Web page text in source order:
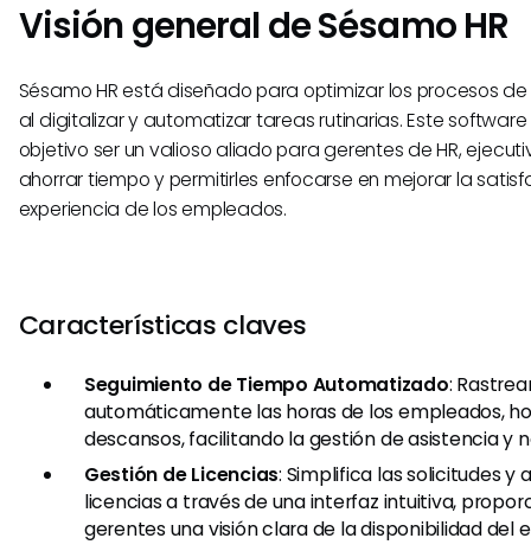
Visión general de Sésamo HR
Sésamo HR está diseñado para optimizar los procesos
al digitalizar y automatizar tareas rutinarias. Este
objetivo ser un valioso aliado para gerentes de HR,
ahorrar tiempo y permitirles enfocarse en mejorar la
experiencia de los empleados.
Características claves
Seguimiento de Tiempo Automatizado:
automáticamente las horas de los empleados,
descansos, facilitando la gestión de asistencia y
Gestión de Licencias: Simplifica las solicitudes y
licencias a través de una interfaz intuitiva,
gerentes una visión clara de la disponibilidad del